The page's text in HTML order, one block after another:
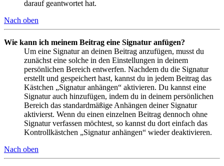
darauf geantwortet hat.
Nach oben
Wie kann ich meinem Beitrag eine Signatur anfügen?
Um eine Signatur an deinen Beitrag anzufügen, musst du
zunächst eine solche in den Einstellungen in deinem
persönlichen Bereich entwerfen. Nachdem du die Signatur
erstellt und gespeichert hast, kannst du in jedem Beitrag das
Kästchen „Signatur anhängen“ aktivieren. Du kannst eine
Signatur auch hinzufügen, indem du in deinem persönlichen
Bereich das standardmäßige Anhängen deiner Signatur
aktivierst. Wenn du einen einzelnen Beitrag dennoch ohne
Signatur verfassen möchtest, so kannst du dort einfach das
Kontrollkästchen „Signatur anhängen“ wieder deaktivieren.
Nach oben